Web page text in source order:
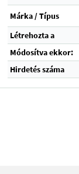
Márka / Típus
Létrehozta a
Módosítva ekkor:
Hirdetés száma